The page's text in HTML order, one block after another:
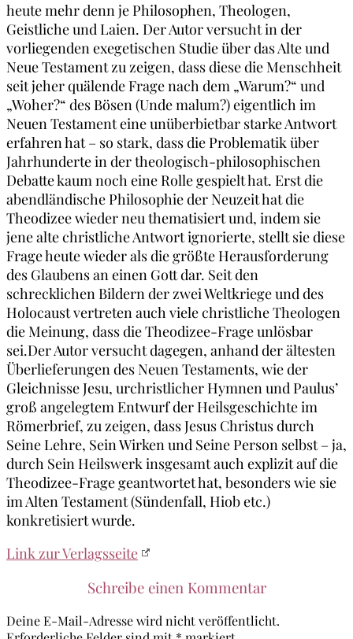
heute mehr denn je Philosophen, Theologen,
Geistliche und Laien. Der Autor versucht in der
vorliegenden exegetischen Studie über das Alte und
Neue Testament zu zeigen, dass diese die Menschheit
seit jeher quälende Frage nach dem „Warum?“ und
„Woher?“ des Bösen (Unde malum?) eigentlich im
Neuen Testament eine unüberbietbar starke Antwort
erfahren hat – so stark, dass die Problematik über
Jahrhunderte in der theologisch-philosophischen
Debatte kaum noch eine Rolle gespielt hat. Erst die
abendländische Philosophie der Neuzeit hat die
Theodizee wieder neu thematisiert und, indem sie
jene alte christliche Antwort ignorierte, stellt sie diese
Frage heute wieder als die größte Herausforderung
des Glaubens an einen Gott dar. Seit den
schrecklichen Bildern der zwei Weltkriege und des
Holocaust vertreten auch viele christliche Theologen
die Meinung, dass die Theodizee-Frage unlösbar
sei.Der Autor versucht dagegen, anhand der ältesten
Überlieferungen des Neuen Testaments, wie der
Gleichnisse Jesu, urchristlicher Hymnen und Paulus’
groß angelegtem Entwurf der Heilsgeschichte im
Römerbrief, zu zeigen, dass Jesus Christus durch
Seine Lehre, Sein Wirken und Seine Person selbst – ja,
durch Sein Heilswerk insgesamt auch explizit auf die
Theodizee-Frage geantwortet hat, besonders wie sie
im Alten Testament (Sündenfall, Hiob etc.)
konkretisiert wurde.
Link zur Verlagsseite
Schreibe einen Kommentar
Deine E-Mail-Adresse wird nicht veröffentlicht.